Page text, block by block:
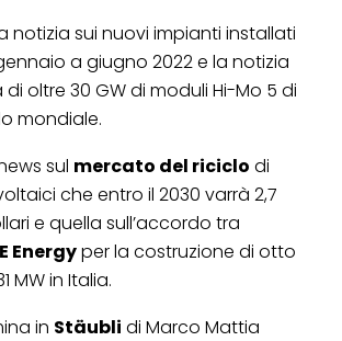
notizia sui nuovi impianti installati
a giugno 2022 e la notizia
oltre 30 GW di moduli Hi-Mo 5 di
mondiale.
sul mercato del riciclo di
che entro il 2030 varrà 2,7
e quella sull’accordo tra
Energyper la costruzione di otto
MW in Italia.
in Stäubli di Marco Mattia